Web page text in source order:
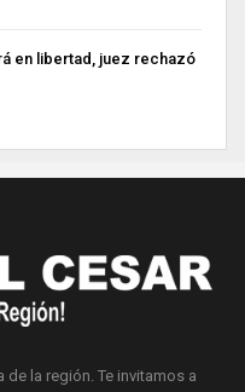
en libertad, juez rechazó
la región. Te invitamos a